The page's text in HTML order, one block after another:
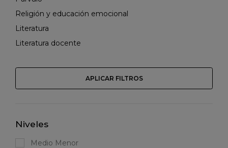
Religión y educación emocional
Literatura
Literatura docente
APLICAR FILTROS
Niveles
Medio Menor